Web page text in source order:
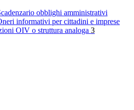
obblighi amministrativi
informativi per cittadini e imprese
OIV o struttura analoga 3